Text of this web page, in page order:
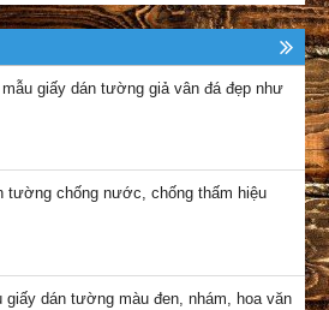
mẫu giấy dán tường giả vân đá đẹp như
tường chống nước, chống thấm hiệu
giấy dán tường màu đen, nhám, hoa văn